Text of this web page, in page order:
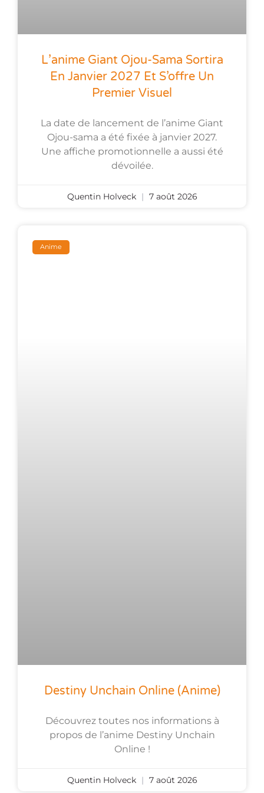
L’anime Giant Ojou-Sama Sortira
En Janvier 2027 Et S’offre Un
Premier Visuel
La date de lancement de l’anime Giant
Ojou-sama a été fixée à janvier 2027.
Une affiche promotionnelle a aussi été
dévoilée.
Quentin Holveck 7 août 2026
Anime
Destiny Unchain Online (anime)
Découvrez toutes nos informations à
propos de l’anime Destiny Unchain
Online !
Quentin Holveck 7 août 2026